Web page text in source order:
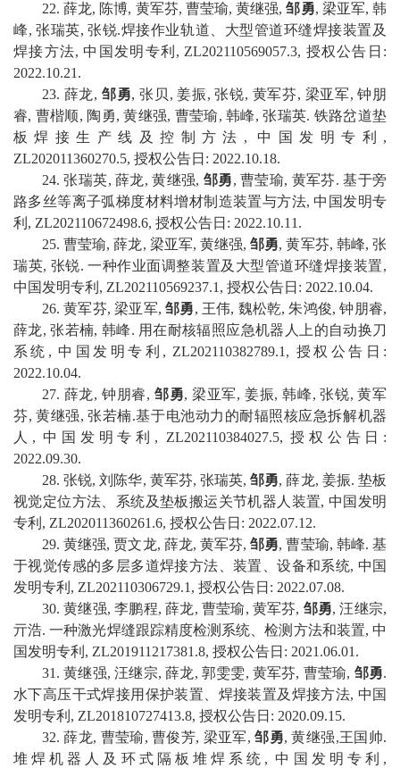
22. 薛龙, 陈博, 黄军芬, 曹莹瑜,黄继强,邹勇, 梁亚军,韩
峰,张瑞英,张锐.焊接作业轨道、大型管道环缝焊接装置及
焊接方法, 中国 发明专利 , ZL202110569057.3, 授权公告日 :
2022.10.21 .
23. 薛龙, 邹勇,张贝 , 姜振,张锐, 黄军芬, 梁亚军,钟朋
睿, 曹楷顺, 陶勇,黄继强, 曹莹瑜,韩峰,张瑞英. 铁路岔道垫
板焊接生产线及控制方法 , 中国 发明专利 ,
ZL202011360270.5, 授权公告日 : 2022.10.18.
24. 张瑞英,薛龙,黄继强, 邹勇,曹莹瑜, 黄军芬.基于旁
路多丝等离子弧梯度材料增材制造装置与方法, 中国 发明专
利 , ZL202110672498.6, 授权公告日 : 2022.10.11 .
25. 曹莹瑜,薛龙, 梁亚军, 黄继强,邹勇,黄军芬, 韩峰,张
瑞英, 张锐.一种作业面调整装置及大型管道环缝焊接装置,
中国 发明专利 , ZL202110569237.1 , 授权公告日 : 2022.10.04.
26. 黄军芬,梁亚军,邹勇, 王伟, 魏松乾,朱鸿俊,钟朋睿,
薛龙,张若楠, 韩峰. 用在耐核辐照应急机器人上的自动换刀
系统 , 中国 发明专利 , ZL202110382789.1 , 授权公告日 :
2022.10.04.
27. 薛龙, 钟朋睿, 邹勇,梁亚军, 姜振,韩峰,张锐,黄军
芬,黄继强,张若楠.基于电池动力的耐辐照核应急拆解机器
人 , 中国 发明专利 , ZL202110384027.5,授权公告日 :
2022.09.30.
28. 张锐,刘陈华, 黄军芬, 张瑞英,邹勇,薛龙, 姜振. 垫板
视觉定位方法、系统及垫板搬运关节机器人装置, 中国 发明
专利 , ZL202011360261.6, 授权公告日 : 2022.07.12.
29. 黄继强,贾文龙, 薛龙, 黄军芬,邹勇,曹莹瑜, 韩峰.基
于视觉传感的多层多道焊接方法、装置、设备和系统, 中国
发明专利 , ZL202110306729.1 , 授权公告日 : 2022.07.08.
30. 黄继强,李鹏程,薛龙, 曹莹瑜, 黄军芬, 邹勇,汪继宗,
亓浩. 一种激光焊缝跟踪精度检测系统、检测方法和装置, 中
国 发明专利 , ZL201911217381.8, 授权公告日 : 2021 .06.01 .
31 . 黄继强, 汪继宗, 薛龙, 郭雯雯, 黄军芬, 曹莹瑜, 邹勇.
水下高压干式焊接用保护装置、焊接装置及焊接方法, 中国
发明专利 , ZL201810727413.8, 授权公告日 : 2020.09.15.
32. 薛龙, 曹莹瑜, 曹俊芳, 梁亚军, 邹勇, 黄继强,王国帅.
堆焊机器人及环式隔板堆焊系统 , 中国 发明专利 ,